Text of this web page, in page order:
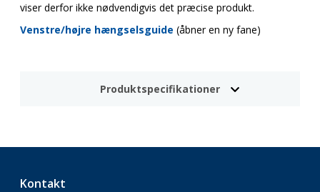
viser derfor ikke nødvendigvis det præcise produkt.
Venstre/højre hængselsguide (åbner en ny fane)
Produktspecifikationer
Kontakt